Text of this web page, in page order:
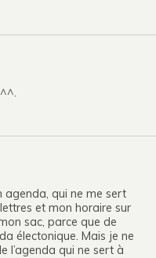
agenda, qui ne me sert
et mon horaire sur
sac, parce que de
électonique. Mais je ne
l’agenda qui ne sert à